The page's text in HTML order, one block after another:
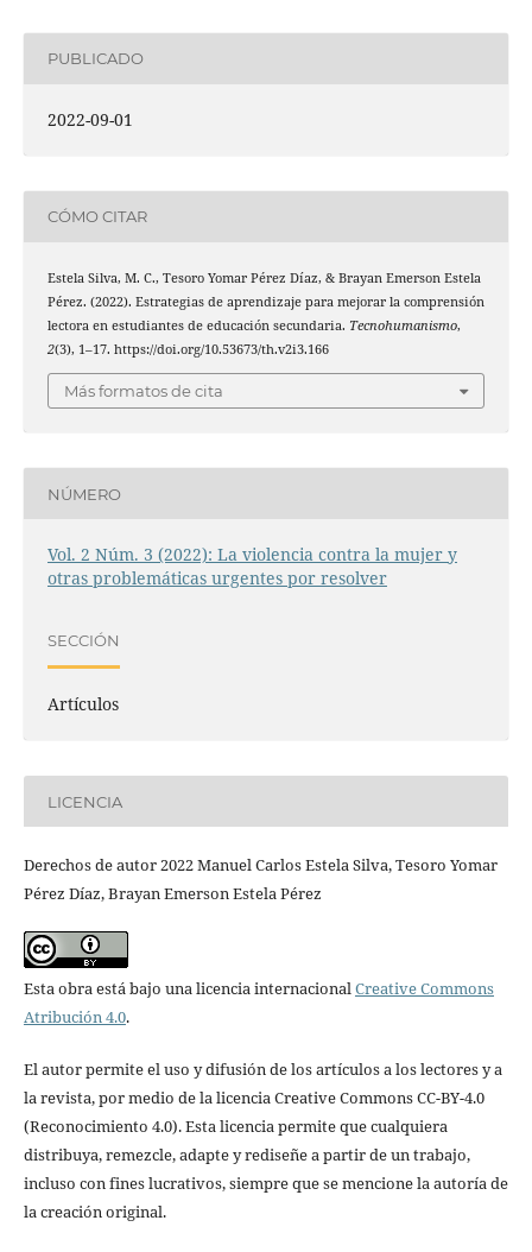
PUBLICADO
2022-09-01
CÓMO CITAR
Estela Silva, M. C., Tesoro Yomar Pérez Díaz, & Brayan Emerson Estela
Pérez. (2022). Estrategias de aprendizaje para mejorar la comprensión
lectora en estudiantes de educación secundaria. Tecnohumanismo,
2(3), 1–17. https://doi.org/10.53673/th.v2i3.166
Más formatos de cita
NÚMERO
Vol. 2 Núm. 3 (2022): La violencia contra la mujer y
otras problemáticas urgentes por resolver
SECCIÓN
Artículos
LICENCIA
Derechos de autor 2022 Manuel Carlos Estela Silva, Tesoro Yomar
Pérez Díaz, Brayan Emerson Estela Pérez
Esta obra está bajo una licencia internacionalCreative Commons
Atribución 4.0.
El autor permite el uso y difusión de los artículos a los lectores y a
la revista, por medio de la licencia Creative Commons CC-BY-4.0
(Reconocimiento 4.0). Esta licencia permite que cualquiera
distribuya, remezcle, adapte y rediseñe a partir de un trabajo,
incluso con fines lucrativos, siempre que se mencione la autoría de
la creación original.